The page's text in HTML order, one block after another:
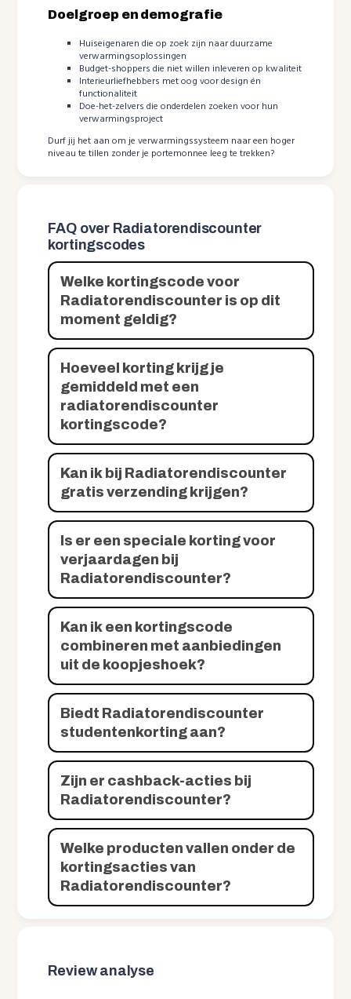
Doelgroep en demografie
Huiseigenaren die op zoek zijn naar duurzame
verwarmingsoplossingen
Budget-shoppers die niet willen inleveren op kwaliteit
Interieurliefhebbers met oog voor design én
functionaliteit
Doe-het-zelvers die onderdelen zoeken voor hun
verwarmingsproject
Durf jij het aan om je verwarmingssysteem naar een hoger
niveau te tillen zonder je portemonnee leeg te trekken?
FAQ over Radiatorendiscounter
kortingscodes
Welke kortingscode voor
Radiatorendiscounter is op dit
moment geldig?
Hoeveel korting krijg je
gemiddeld met een
radiatorendiscounter
kortingscode?
Kan ik bij Radiatorendiscounter
gratis verzending krijgen?
Is er een speciale korting voor
verjaardagen bij
Radiatorendiscounter?
Kan ik een kortingscode
combineren met aanbiedingen
uit de koopjeshoek?
Biedt Radiatorendiscounter
studentenkorting aan?
Zijn er cashback-acties bij
Radiatorendiscounter?
Welke producten vallen onder de
kortingsacties van
Radiatorendiscounter?
Review analyse